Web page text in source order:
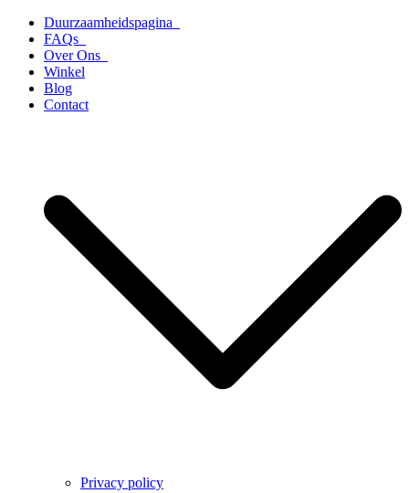
naar
inhoud
Duurzaamheidspagina
FAQs
Over Ons
Winkel
Blog
Contact
Privacy policy